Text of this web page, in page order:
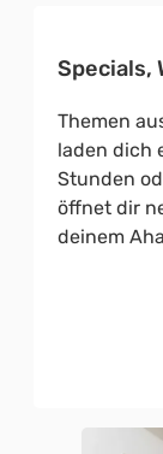
Specials,
Themen
laden dich
Stunden
öffnet dir
deinem